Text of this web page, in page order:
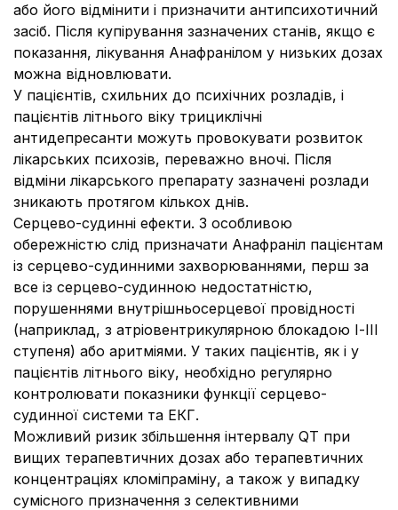
або його відмінити і призначити антипсихотичний
засіб. Після купірування зазначених станів, якщо є
показання, лікування Анафранілом у низьких дозах
можна відновлювати.
У пацієнтів, схильних до психічних розладів, і
пацієнтів літнього віку трициклічні
антидепресанти можуть провокувати розвиток
лікарських психозів, переважно вночі. Після
відміни лікарського препарату зазначені розлади
зникають протягом кількох днів.
Серцево-судинні ефекти. З особливою
обережністю слід призначати Анафраніл пацієнтам
із серцево-судинними захворюваннями, перш за
все із серцево-судинною недостатністю,
порушеннями внутрішньосерцевої провідності
(наприклад, з атріовентрикулярною блокадою І-ІІІ
ступеня) або аритміями. У таких пацієнтів, як і у
пацієнтів літнього віку, необхідно регулярно
контролювати показники функції серцево-
судинної системи та ЕКГ.
Можливий ризик збільшення інтервалу QT при
вищих терапевтичних дозах або терапевтичних
концентраціях кломіпраміну, а також у випадку
сумісного призначення з селективними